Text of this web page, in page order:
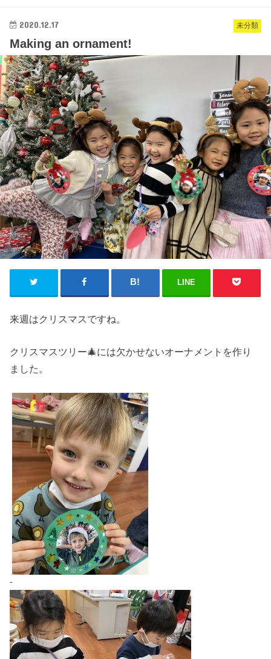
未分類
2020.12.17
Making an ornament!
LINE
来週はクリスマスですね。
クリスマスツリー🎄には欠かせないオーナメントを作り
ました。